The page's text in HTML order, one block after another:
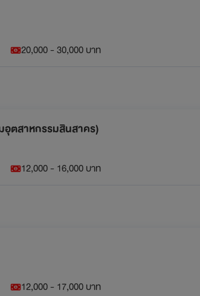
20,000 - 30,000 บาท
อุตสาหกรรมสินสาคร)
12,000 - 16,000 บาท
12,000 - 17,000 บาท